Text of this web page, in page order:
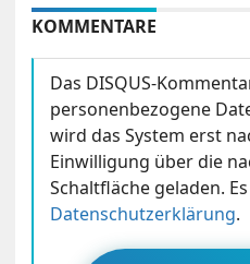
KOMMENTARE
Das DISQUS-
personenbezogene
wird das System erst
Einwilligung über die
Schaltfläche geladen.
Datenschutzerklärung.